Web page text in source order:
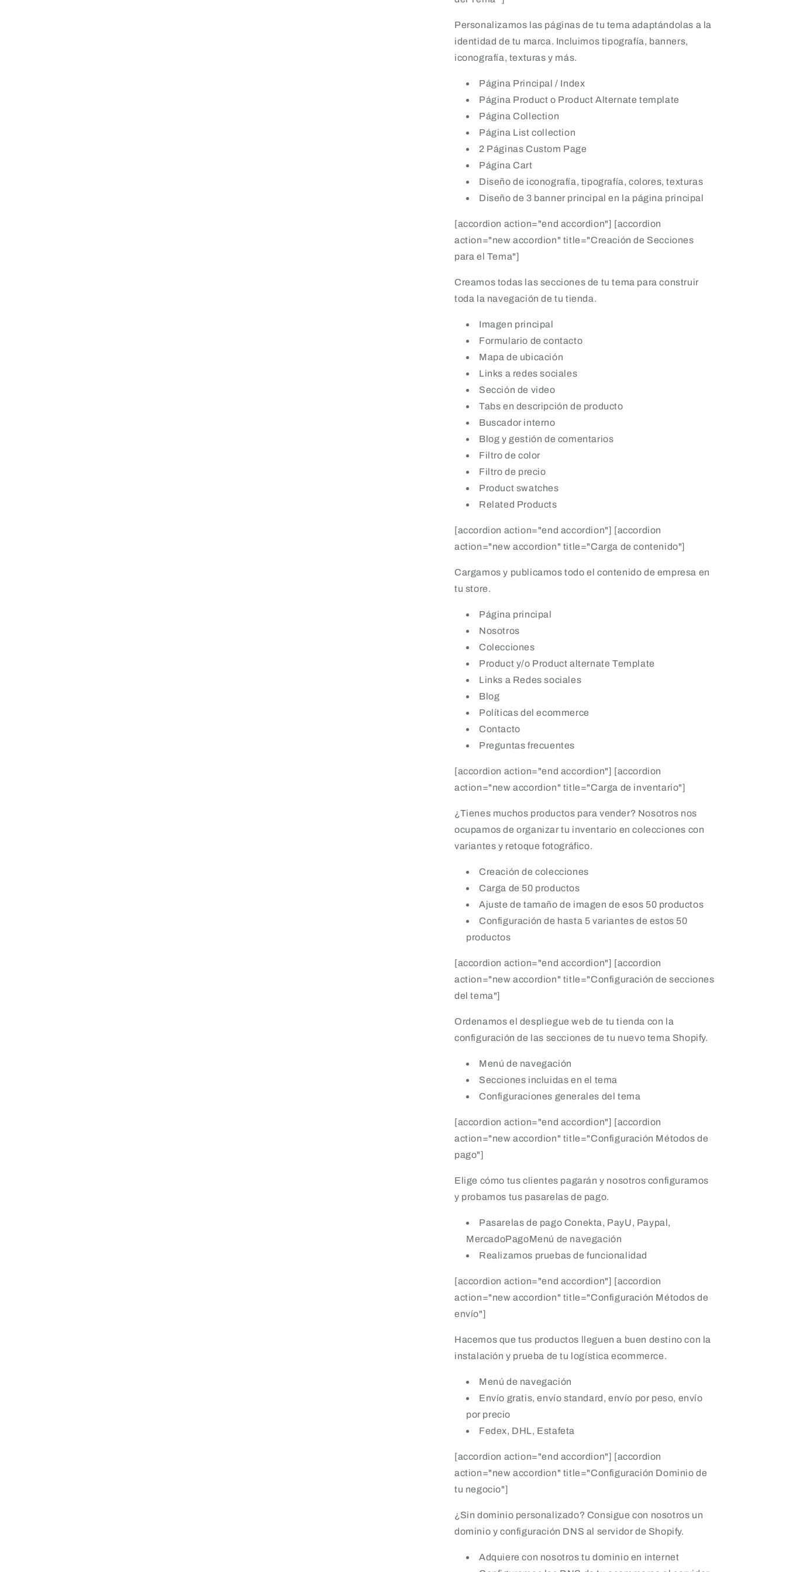
Personalizamos las páginas de tu tema adaptándolas a la
identidad de tu marca. Incluimos tipografía, banners,
iconografía, texturas y más.
Página Principal / Index
Página Product o Product Alternate template
Página Collection
Página List collection
2 Páginas Custom Page
Página Cart
Diseño de iconografía, tipografía, colores, texturas
Diseño de 3 banner principal en la página principal
[accordion action="end accordion"] [accordion
action="new accordion" title="Creación de Secciones
para el Tema"]
Creamos todas las secciones de tu tema para construir
toda la navegación de tu tienda.
Imagen principal
Formulario de contacto
Mapa de ubicación
Links a redes sociales
Sección de video
Tabs en descripción de producto
Buscador interno
Blog y gestión de comentarios
Filtro de color
Filtro de precio
Product swatches
Related Products
[accordion action="end accordion"] [accordion
action="new accordion" title="Carga de contenido"]
Cargamos y publicamos todo el contenido de empresa en
tu store.
Página principal
Nosotros
Colecciones
Product y/o Product alternate Template
Links a Redes sociales
Blog
Políticas del ecommerce
Contacto
Preguntas frecuentes
[accordion action="end accordion"] [accordion
action="new accordion" title="Carga de inventario"]
¿Tienes muchos productos para vender? Nosotros nos
ocupamos de organizar tu inventario en colecciones con
variantes y retoque fotográfico.
Creación de colecciones
Carga de 50 productos
Ajuste de tamaño de imagen de esos 50 productos
Configuración de hasta 5 variantes de estos 50
productos
[accordion action="end accordion"] [accordion
action="new accordion" title="Configuración de secciones
del tema"]
Ordenamos el despliegue web de tu tienda con la
configuración de las secciones de tu nuevo tema Shopify.
Menú de navegación
Secciones incluidas en el tema
Configuraciones generales del tema
[accordion action="end accordion"] [accordion
action="new accordion" title="Configuración Métodos de
pago"]
Elige cómo tus clientes pagarán y nosotros configuramos
y probamos tus pasarelas de pago.
Pasarelas de pago Conekta, PayU, Paypal,
MercadoPagoMenú de navegación
Realizamos pruebas de funcionalidad
[accordion action="end accordion"] [accordion
action="new accordion" title="Configuración Métodos de
envío"]
Hacemos que tus productos lleguen a buen destino con la
instalación y prueba de tu logística ecommerce.
Menú de navegación
Envío gratis, envío standard, envío por peso, envío
por precio
Fedex, DHL, Estafeta
[accordion action="end accordion"] [accordion
action="new accordion" title="Configuración Dominio de
tu negocio"]
¿Sin dominio personalizado? Consigue con nosotros un
dominio y configuración DNS al servidor de Shopify.
Adquiere con nosotros tu dominio en internet